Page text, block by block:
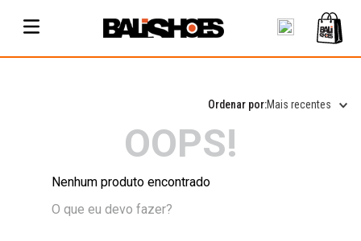
Mais recentes
OOPS!
Nenhum produto encontrado
O que eu devo fazer?